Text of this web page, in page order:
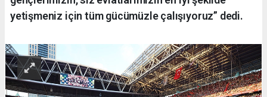
yetişmeniz için tüm gücümüzle çalışıyoruz” dedi.